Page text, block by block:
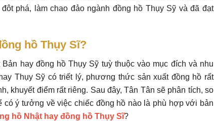
phá, làm chao đảo ngành đồng hồ Thụy Sỹ và đã đạt
hồ Thụy Sĩ?
hay đồng hồ Thụy Sỹ tuỳ thuộc vào mục đích và nhu
Thụy Sỹ có triết lý, phương thức sản xuất đồng hồ rất
khuyết điểm rất riêng. Sau đây, Tân Tân sẽ phân tích, so
có ý tưởng về việc chiếc đồng hồ nào là phù hợp với bản
hồ Nhật hay đồng hồ Thụy Sĩ?